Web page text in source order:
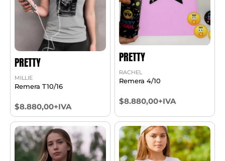
PRETTY
MILLIE
Remera T10/16
$8.880,00+IVA
PRETTY
RACHEL
Remera 4/10
$8.880,00+IVA